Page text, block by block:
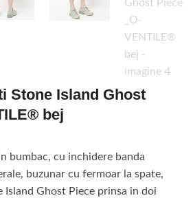
Stone Island Ghost
bej
bumbac, cu inchidere banda
buzunar cu fermoar la spate,
Ghost Piece prinsa in doi